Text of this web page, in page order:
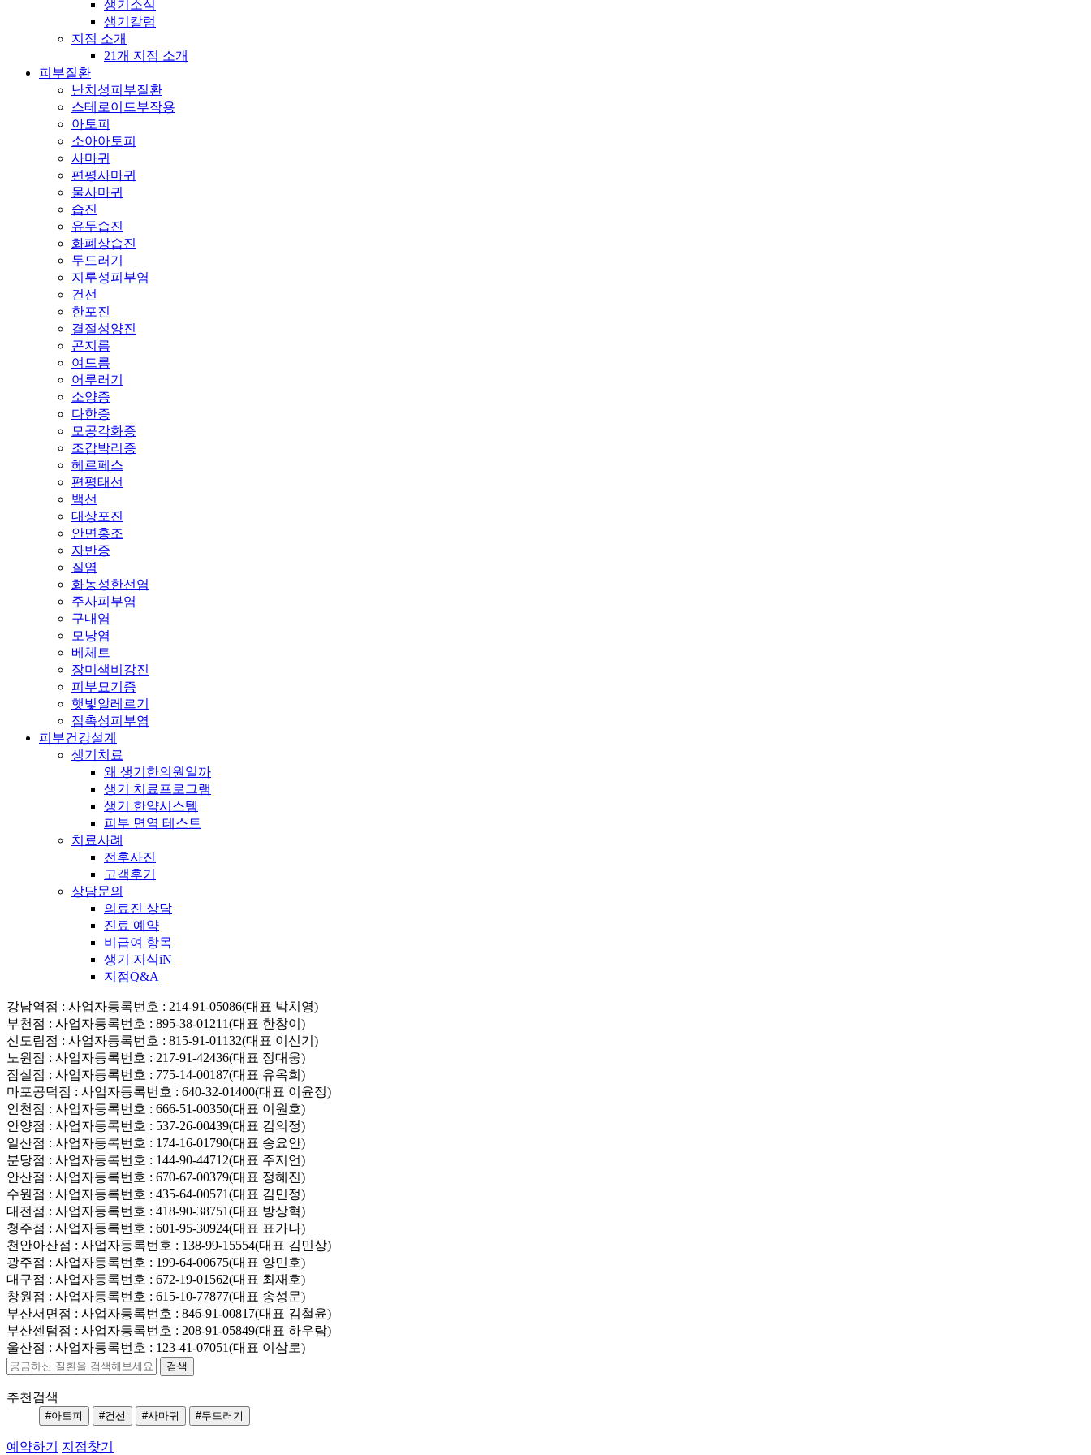
생기소식
생기칼럼
지점 소개
21개 지점 소개
피부질환
난치성피부질환
스테로이드부작용
아토피
소아아토피
사마귀
편평사마귀
물사마귀
습진
유두습진
화폐상습진
두드러기
지루성피부염
건선
한포진
결절성양진
곤지름
여드름
어루러기
소양증
다한증
모공각화증
조갑박리증
헤르페스
편평태선
백선
대상포진
안면홍조
자반증
질염
화농성한선염
주사피부염
구내염
모낭염
베체트
장미색비강진
피부묘기증
햇빛알레르기
접촉성피부염
피부건강설계
생기치료
왜 생기한의원일까
생기 치료프로그램
생기 한약시스템
피부 면역 테스트
치료사례
전후사진
고객후기
상담문의
의료진 상담
진료 예약
비급여 항목
생기 지식iN
지점Q&A
강남역점 : 사업자등록번호 : 214-91-05086(대표 박치영)
부천점 : 사업자등록번호 : 895-38-01211(대표 한창이)
신도림점 : 사업자등록번호 : 815-91-01132(대표 이신기)
노원점 : 사업자등록번호 : 217-91-42436(대표 정대웅)
잠실점 : 사업자등록번호 : 775-14-00187(대표 유옥희)
마포공덕점 : 사업자등록번호 : 640-32-01400(대표 이윤정)
인천점 : 사업자등록번호 : 666-51-00350(대표 이원호)
안양점 : 사업자등록번호 : 537-26-00439(대표 김의정)
일산점 : 사업자등록번호 : 174-16-01790(대표 송요안)
분당점 : 사업자등록번호 : 144-90-44712(대표 주지언)
안산점 : 사업자등록번호 : 670-67-00379(대표 정혜진)
수원점 : 사업자등록번호 : 435-64-00571(대표 김민정)
대전점 : 사업자등록번호 : 418-90-38751(대표 방상혁)
청주점 : 사업자등록번호 : 601-95-30924(대표 표가나)
천안아산점 : 사업자등록번호 : 138-99-15554(대표 김민상)
광주점 : 사업자등록번호 : 199-64-00675(대표 양민호)
대구점 : 사업자등록번호 : 672-19-01562(대표 최재호)
창원점 : 사업자등록번호 : 615-10-77877(대표 송성문)
부산서면점 : 사업자등록번호 : 846-91-00817(대표 김철윤)
부산센텀점 : 사업자등록번호 : 208-91-05849(대표 하우람)
울산점 : 사업자등록번호 : 123-41-07051(대표 이삼로)
추천검색
#아토피 #건선 #사마귀 #두드러기
예약하기 지점찾기